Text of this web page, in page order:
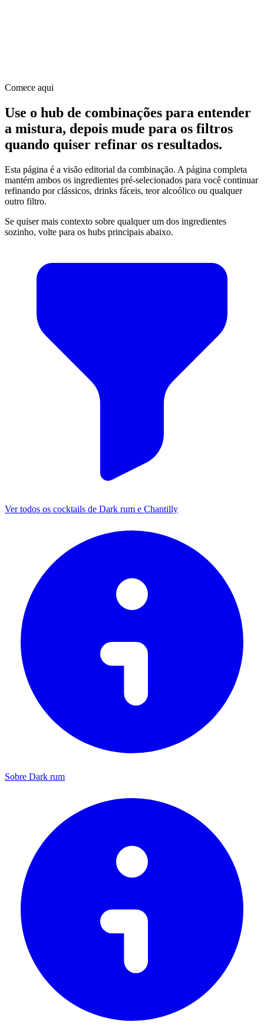
Comece aqui
Use o hub de combinações para entender
a mistura, depois mude para os filtros
quando quiser refinar os resultados.
Esta página é a visão editorial da combinação. A página completa
mantém ambos os ingredientes pré-selecionados para você continuar
refinando por clássicos, drinks fáceis, teor alcoólico ou qualquer
outro filtro.
Se quiser mais contexto sobre qualquer um dos ingredientes
sozinho, volte para os hubs principais abaixo.
Ver todos os cocktails de Dark rum e Chantilly
Sobre Dark rum